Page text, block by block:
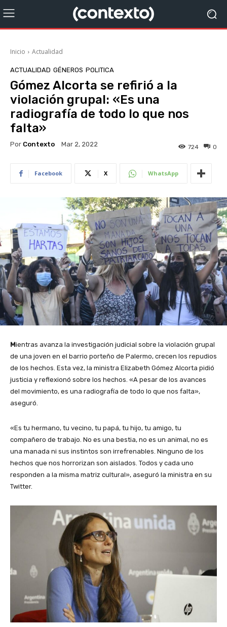
Inicio Actualidad
ACTUALIDAD GÉNEROS POLITICA
Gómez Alcorta se refirió a la
violación grupal: «Es una
radiografía de todo lo que nos
falta»
Por Contexto Mar 2, 2022 0
724
Facebook X WhatsApp
Mientras avanza la investigación judicial sobre la violación grupal
de una joven en el barrio porteño de Palermo, crecen los repudios
de los hechos. Esta vez, la ministra Elizabeth Gómez Alcorta pidió
justicia y reflexionó sobre los hechos. «A pesar de los avances
del movimiento, es una radiografía de todo lo que nos falta»,
aseguró.
«Es tu hermano, tu vecino, tu papá, tu hijo, tu amigo, tu
compañero de trabajo. No es una bestia, no es un animal, no es
una manada ni sus instintos son irrefrenables. Ninguno de los
hechos que nos horrorizan son aislados. Todos y cada uno
responden a la misma matriz cultural», aseguró la ministra en su
Twitter.